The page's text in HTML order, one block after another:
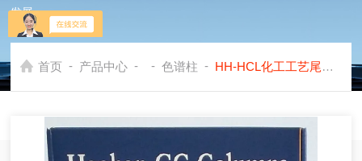
发展
首页 - 产品中心 - - 色谱柱 - HH-HCL化工工艺尾气中氯化氢测定专用色谱柱